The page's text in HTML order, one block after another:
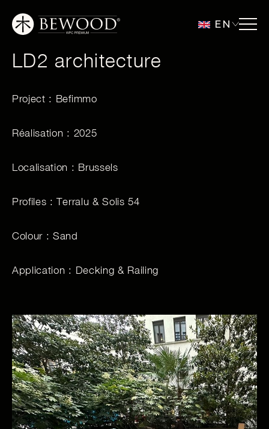
EN
LD2 architecture
Project : Befimmo
Réalisation : 2025
Localisation : Brussels
Profiles : Terralu & Solis 54
Colour : Sand
Application : Decking & Railing